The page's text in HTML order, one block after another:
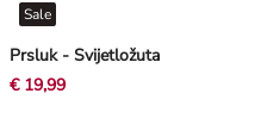
Prsluk - Svijetložuta
Sale
€ 19,99